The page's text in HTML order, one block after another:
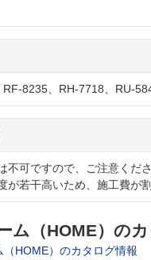
RF-8235、RH-7718、RU-
不可ですので、ご注意くだ
が若干高いため、施工費が
ム（HOME）の